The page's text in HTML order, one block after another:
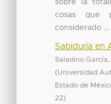
sobre la
cosas que
considerado ...
Sabiduría en
Saladino
(Universidad
Estado de
22)